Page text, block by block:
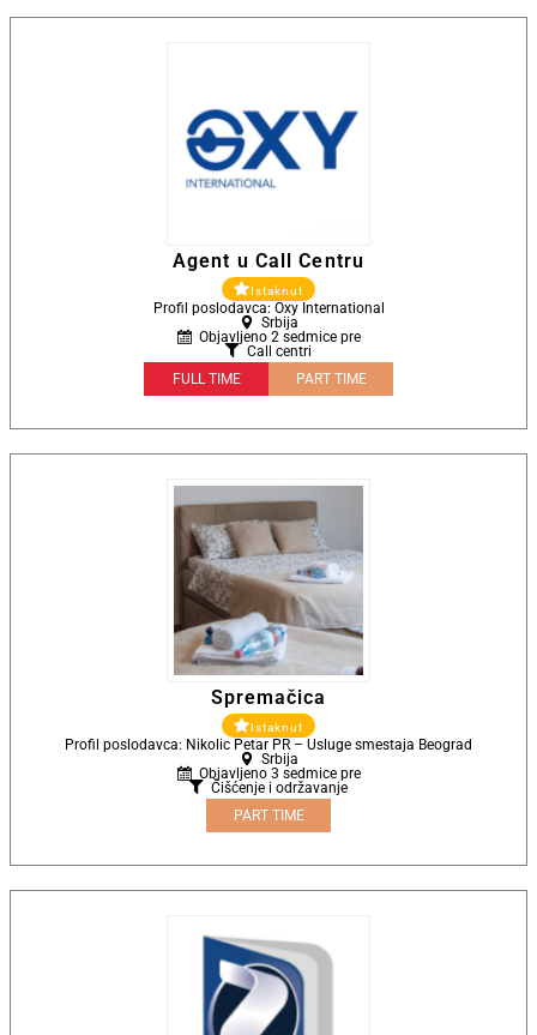
Agent u Call Centru
Istaknut
Profil poslodavca: Oxy International
Srbija
Objavljeno 2 sedmice pre
Call centri
FULL TIME
PART TIME
Spremačica
Istaknut
Profil poslodavca: Nikolic Petar PR – Usluge smestaja Beograd
Srbija
Objavljeno 3 sedmice pre
Čišćenje i održavanje
PART TIME